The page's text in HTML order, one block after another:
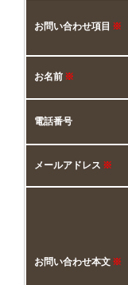
お問い合わせ項目 ※
お名前 ※
電話番号
メールアドレス ※
お問い合わせ本文 ※